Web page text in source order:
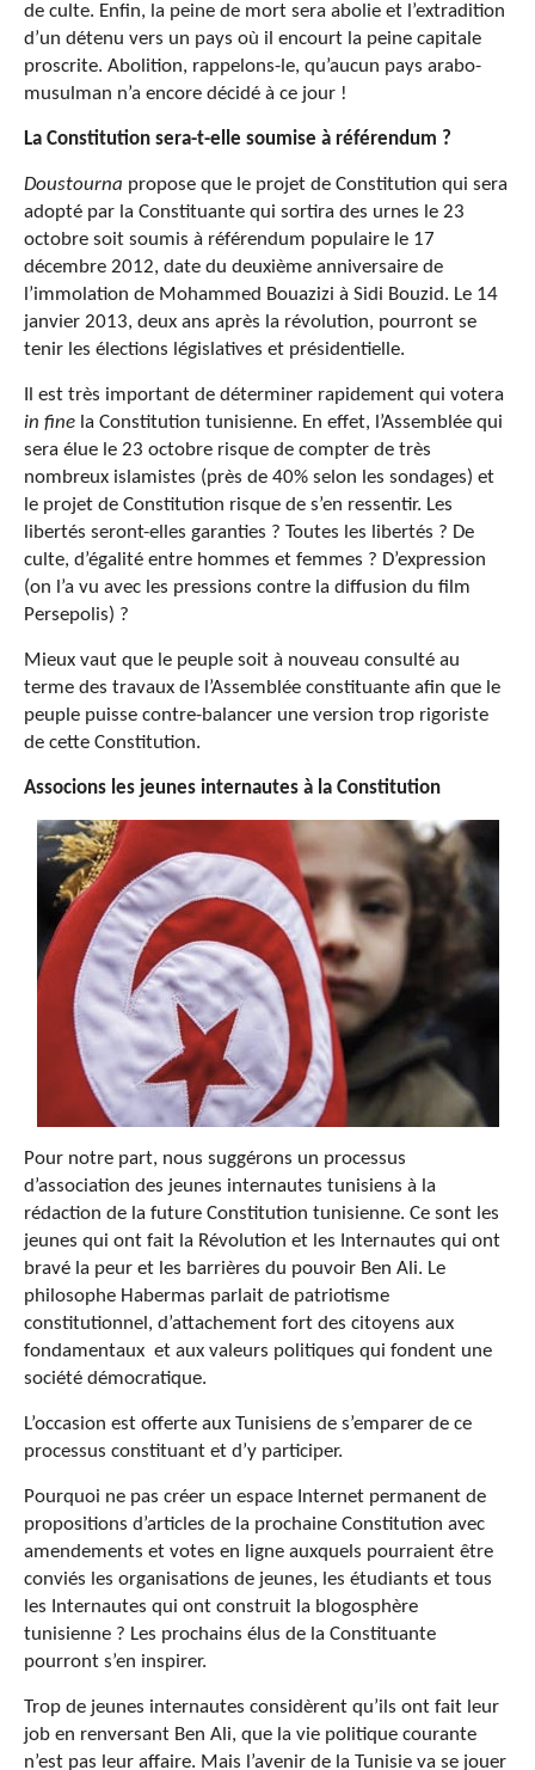
de culte. Enfin, la peine de mort sera abolie et l’extradition
d’un détenu vers un pays où il encourt la peine capitale
proscrite. Abolition, rappelons-le, qu’aucun pays arabo-
musulman n’a encore décidé à ce jour !
La Constitution sera-t-elle soumise à référendum ?
Doustourna propose que le projet de Constitution qui sera
adopté par la Constituante qui sortira des urnes le 23
octobre soit soumis à référendum populaire le 17
décembre 2012, date du deuxième anniversaire de
l’immolation de Mohammed Bouazizi à Sidi Bouzid. Le 14
janvier 2013, deux ans après la révolution, pourront se
tenir les élections législatives et présidentielle.
Il est très important de déterminer rapidement qui votera
in fine la Constitution tunisienne. En effet, l’Assemblée qui
sera élue le 23 octobre risque de compter de très
nombreux islamistes (près de 40% selon les sondages) et
le projet de Constitution risque de s’en ressentir. Les
libertés seront-elles garanties ? Toutes les libertés ? De
culte, d’égalité entre hommes et femmes ? D’expression
(on l’a vu avec les pressions contre la diffusion du film
Persepolis) ?
Mieux vaut que le peuple soit à nouveau consulté au
terme des travaux de l’Assemblée constituante afin que le
peuple puisse contre-balancer une version trop rigoriste
de cette Constitution.
Associons les jeunes internautes à la Constitution
Pour notre part, nous suggérons un processus
d’association des jeunes internautes tunisiens à la
rédaction de la future Constitution tunisienne. Ce sont les
jeunes qui ont fait la Révolution et les Internautes qui ont
bravé la peur et les barrières du pouvoir Ben Ali. Le
philosophe Habermas parlait de patriotisme
constitutionnel, d’attachement fort des citoyens aux
fondamentaux et aux valeurs politiques qui fondent une
société démocratique.
L’occasion est offerte aux Tunisiens de s’emparer de ce
processus constituant et d’y participer.
Pourquoi ne pas créer un espace Internet permanent de
propositions d’articles de la prochaine Constitution avec
amendements et votes en ligne auxquels pourraient être
conviés les organisations de jeunes, les étudiants et tous
les Internautes qui ont construit la blogosphère
tunisienne ? Les prochains élus de la Constituante
pourront s’en inspirer.
Trop de jeunes internautes considèrent qu’ils ont fait leur
job en renversant Ben Ali, que la vie politique courante
n’est pas leur affaire. Mais l’avenir de la Tunisie va se jouer